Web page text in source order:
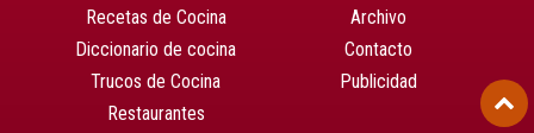
Recetas de Cocina
Diccionario de cocina
Trucos de Cocina
Restaurantes
Archivo
Contacto
Publicidad